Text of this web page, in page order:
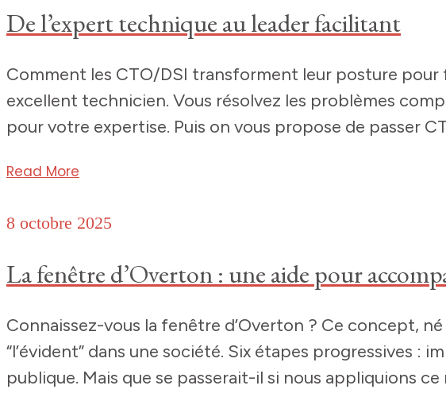
De l’expert technique au leader facilitant
Comment les CTO/DSI transforment leur posture pour
excellent technicien. Vous résolvez les problèmes
pour votre expertise. Puis on vous propose de passer
Read More
8 octobre 2025
La fenêtre d’Overton : une aide pour
Connaissez-vous la fenêtre d’Overton ? Ce concept,
“l’évident” dans une société. Six étapes
publique. Mais que se passerait-il si nous appliquions